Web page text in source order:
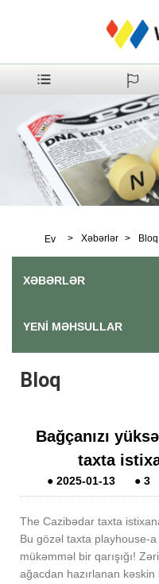
Ev > Xəbərlər > Bloq
XƏBƏRLƏR
YENI MƏHSULLAR
Bloq
Bağçanızı
taxta
● 2025-01-13 ● 3
The Cazibədar taxta
Bu gözəl taxta playhouse-
mükəmməl bir qarışığı!
ağacdan hazırlanan